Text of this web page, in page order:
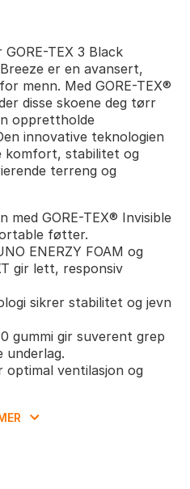
TEX 3 Black
er en avansert,
menn. Med GORE-TEX®
disse skoene deg tørr
opprettholde
innovative teknologien
komfort, stabilitet og
terreng og
GORE-TEX® Invisible
føtter.
ENERZY FOAM og
gir lett, responsiv
sikrer stabilitet og jevn
gummi gir suverent grep
underlag.
optimal ventilasjon og